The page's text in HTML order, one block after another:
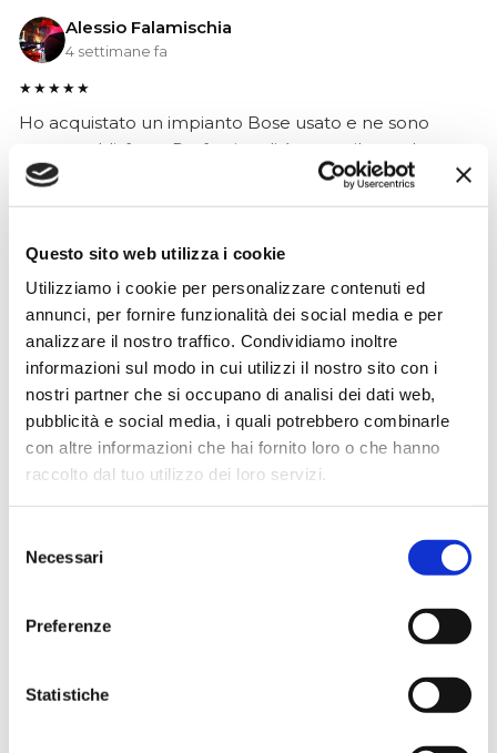
Questo sito web utilizza i cookie
Utilizziamo i cookie per personalizzare contenuti ed
annunci, per fornire funzionalità dei social media e per
analizzare il nostro traffico. Condividiamo inoltre
informazioni sul modo in cui utilizzi il nostro sito con i
nostri partner che si occupano di analisi dei dati web,
pubblicità e social media, i quali potrebbero combinarle
con altre informazioni che hai fornito loro o che hanno
raccolto dal tuo utilizzo dei loro servizi.
delNecessari
Preferenze
Statistiche
Alessio Falamischia
4 settimane fa
★★★★★
Ho acquistato un impianto Bose usato e ne sono
super soddisfatto. Professionalità e gentilezza da parte
dello staff. Attrezzatura di qualità e buoni prezzi.
Hope Efrida
2 mesi fa
★★★★★
Ho acquistato un contrabbasso elettrico Stanzani, un
microfono professionale, amplificatore, cuffie, aste e
cavi vari come regali per il mio compagno. Lo
strumento è a dir poco meraviglioso e il resto dei
prodotti è di alto livello. I venditori son..
un mese fa
Ottima esperienza d’acquisto. Comunicazione
puntuale e cordiale, spedizione rapida e prodotti
effettivamente disponibili come indicato sul sito, senza